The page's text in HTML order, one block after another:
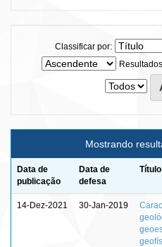
Classificar por:
Mostrando
Data de
publicação
Data de
defesa
Título
14-Dez-2021 30-Jan-2019